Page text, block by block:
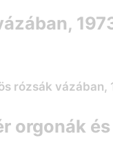
orgonák